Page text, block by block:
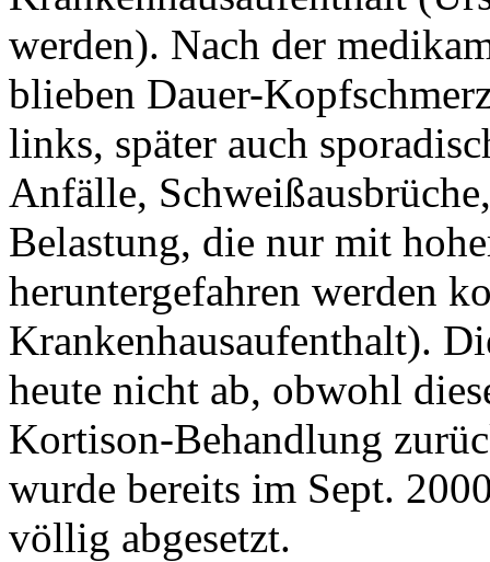
werden). Nach der
blieben Dauer-
links, später auch
Anfälle,
Belastung, die nur mit
heruntergefahren werden
Krankenhausaufenthalt).
heute nicht ab, obwohl
Kortison-Behandlung
wurde bereits im Sept.
völlig abgesetzt.